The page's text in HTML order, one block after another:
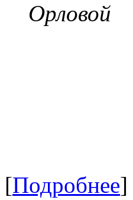
Орловой
[Подробнее]